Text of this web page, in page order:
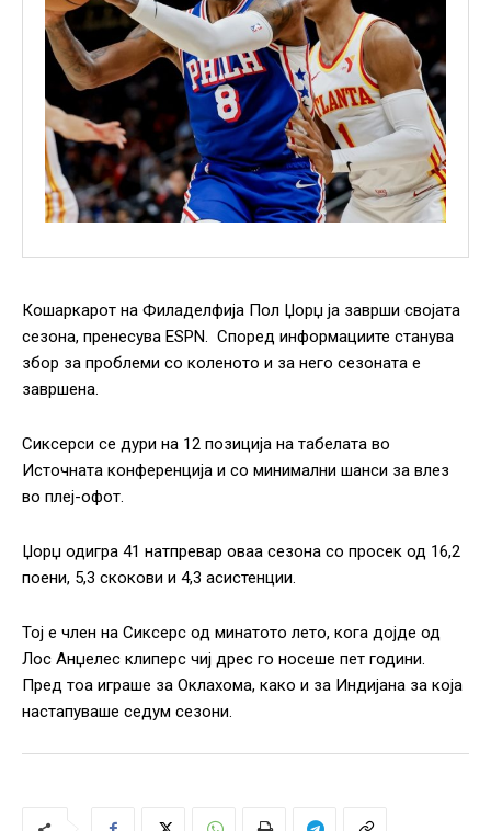
Кошаркарот на Филаделфија Пол Џорџ ја заврши својата
сезона, пренесува ESPN. Според информациите станува
збор за проблеми со коленото и за него сезоната е
завршена.
Сиксерси се дури на 12 позиција на табелата во
Источната конференција и со минимални шанси за влез
во плеј-офот.
Џорџ одигра 41 натпревар оваа сезона со просек од 16,2
поени, 5,3 скокови и 4,3 асистенции.
Тој е член на Сиксерс од минатото лето, кога дојде од
Лос Анџелес клиперс чиј дрес го носеше пет години.
Пред тоа играше за Оклахома, како и за Индијана за која
настапуваше седум сезони.